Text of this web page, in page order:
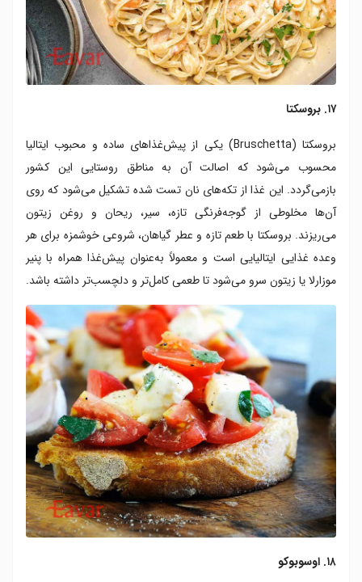
۱۷. بروسکتا
بروسکتا (Bruschetta) یکی از پیش‌غذاهای ساده و محبوب ایتالیا
محسوب می‌شود که اصالت آن به مناطق روستایی این کشور
بازمی‌گردد. این غذا از تکه‌های نان تست شده تشکیل می‌شود که روی
آن‌ها مخلوطی از گوجه‌فرنگی تازه، سیر، ریحان و روغن زیتون
می‌ریزند. بروسکتا با طعم تازه و عطر گیاهان، شروعی خوشمزه برای هر
وعده غذایی ایتالیایی است و معمولاً به‌عنوان پیش‌غذا همراه با پنیر
موزارلا یا زیتون سرو می‌شود تا طعمی کامل‌تر و دلچسب‌تر داشته باشد.
۱۸. اوسوبوکو